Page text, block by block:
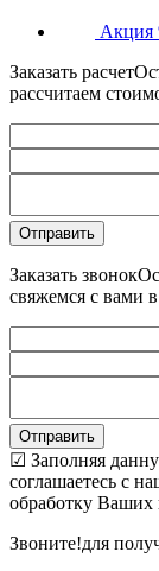
Акция
Заказать расчет
рассчитаем
Заказать звонок
свяжемся с вами
☑ Заполняя
соглашаетесь с
обработку Ваших
Звоните!для